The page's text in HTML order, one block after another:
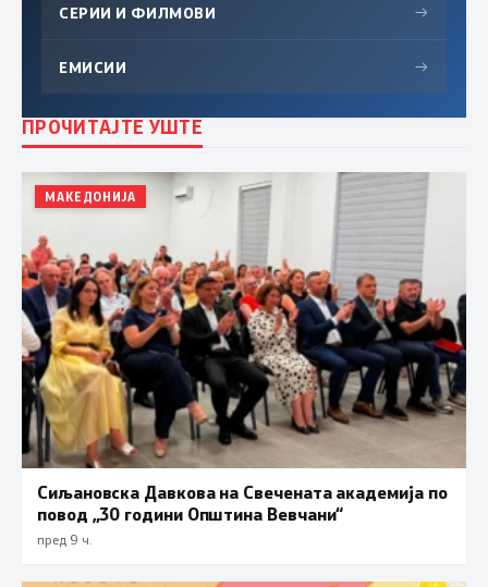
СЕРИИ И ФИЛМОВИ →
ЕМИСИИ →
ПРОЧИТАЈТЕ УШТЕ
МАКЕДОНИЈА
Сиљановска Давкова на Свечената академија по
повод „30 години Општина Вевчани“
пред 9 ч.